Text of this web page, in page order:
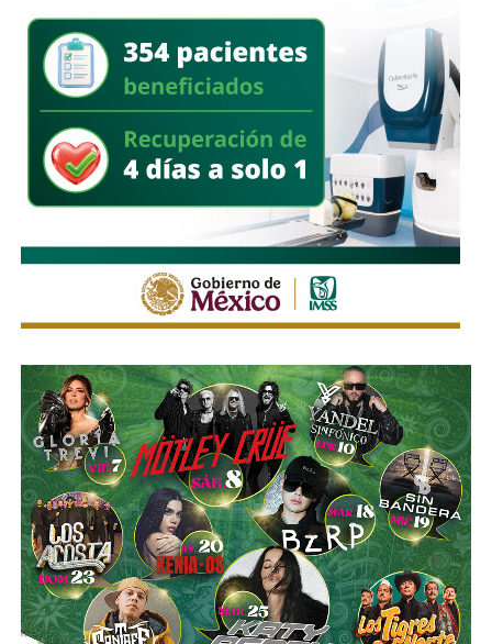
Con esta iniciativa se busca establecer que comete el
delito de incumplimiento de las obligaciones de
asistencia familiar quien se coloque intencionalmente en
estado de insolvencia con el propósito de eludir el
cumplimiento de las obligaciones alimentarias
establecidas por la ley.
La legislación establecerá que, salvo prueba en contrario,
se presumirá dicha intención cuando el deudor, sin causa
goce de sueldo, cuando este constituya su único o
principal medio para obtener ingresos.
Asimismo, se establecen sanciones para quienes, durante
un proceso judicial o existiendo una resolución firme,
enajenen intencionalmente de manera parcial o total sus
bienes con la finalidad de eludir obligaciones alimentarias.
De igual manera, se sancionará a quienes, teniendo
conocimiento de la existencia de una obligación
alimentaria o de un proceso judicial en curso, ayuden al